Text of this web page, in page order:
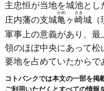
主忠恒が当地を城池と
庄内藩の支城亀
かめ
ヶ崎
さき
城
軍事上の意義があり、最
領のほぼ中央にあって
要地を占めていたからで
コトバンクでは本文の一部を掲
ご利用いただくとすべての情報